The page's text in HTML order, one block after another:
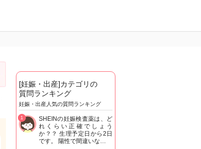
[妊娠・出産]カテゴリの
質問ランキング
妊娠・出産人気の質問ランキング
SHEINの妊娠検査薬は、ど
れくらい正確でしょう
か？？ 生理予定日から2日
です。 陽性で間違いな…
1